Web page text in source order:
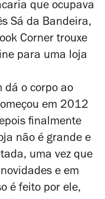
que ocupava
Sá da Bandeira,
Corner trouxe
para uma loja
dá o corpo ao
em 2012
finalmente
não é grande e
uma vez que
e em
é feito por ele,